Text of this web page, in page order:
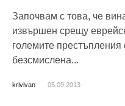
Започвам с това, че
извършен срещу
големите престъпления
безсмислена...
krivivan 05.09.2013